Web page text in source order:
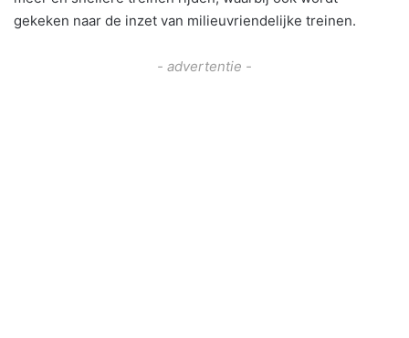
gekeken naar de inzet van milieuvriendelijke treinen.
- advertentie -